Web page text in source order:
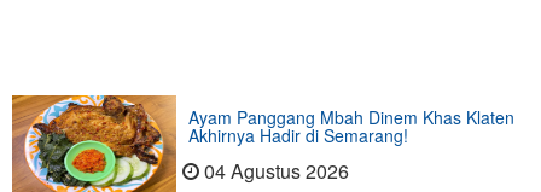
Ayam Panggang Mbah Dinem Khas Klaten
Akhirnya Hadir di Semarang!
04 Agustus 2026